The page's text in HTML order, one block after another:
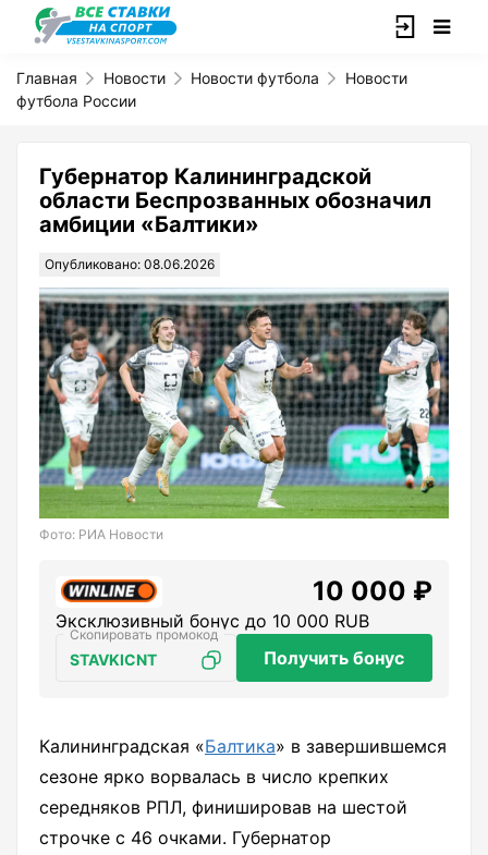
Главная Новости Новости футбола
Новости
футбола России
Губернатор Калининградской
области Беспрозванных обозначил
амбиции «Балтики»
Опубликовано: 08.06.2026
Фото: РИА Новости
10 000 ₽
Эксклюзивный бонус до 10 000 RUB
STAVKICNT Получить бонус
Калининградская «Балтика» в завершившемся
сезоне ярко ворвалась в число крепких
середняков РПЛ, финишировав на шестой
строчке с 46 очками. Губернатор